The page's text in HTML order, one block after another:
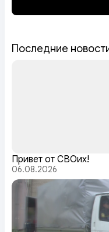
Последние
Привет от СВОих!
06.08.2026